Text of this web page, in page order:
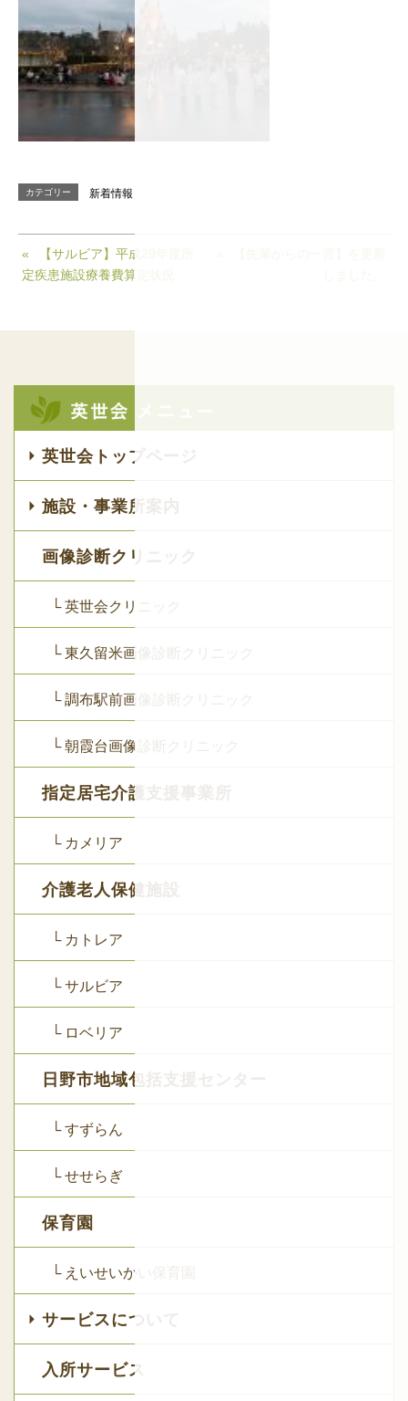
カテゴリー 新着情報
【サルビア】平成29年度所
定疾患施設療養費算定状況
英世会トップページ
施設・事業所案内
画像診断クリニック
└ 英世会クリニック
└ 東久留米画像診断クリニック
└ 調布駅前画像診断クリニック
└ 朝霞台画像診断クリニック
指定居宅介護支援事業所
└ カメリア
介護老人保健施設
└ カトレア
└ サルビア
└ ロベリア
日野市地域包括支援センター
└ すずらん
└ せせらぎ
保育園
└ えいせいかい保育園
サービスについて
入所サービス